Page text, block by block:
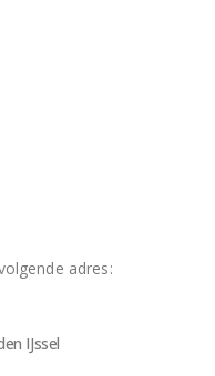
adres:
IJssel